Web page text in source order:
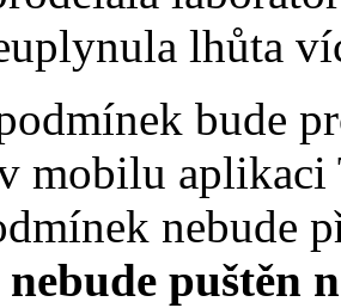
lhůta
bude
mobilu aplikaci
nebude
puštěn